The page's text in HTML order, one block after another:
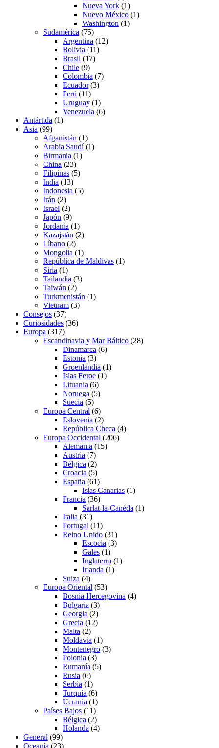
Nueva York (1)
Nuevo México (1)
Washington (1)
Sudamérica (75)
Argentina (12)
Bolivia (11)
Brasil (17)
Chile (9)
Colombia (7)
Ecuador(3)
Perú (11)
Uruguay (1)
Venezuela (6)
Antártida (1)
Asia (99)
Afganistán (1)
Arabia Saudí(1)
Birmania (1)
China (23)
Filipinas (5)
India (13)
Indonesia (5)
Irán (2)
Israel (2)
Japón (9)
Jordania (1)
Kazajstán (2)
Líbano (2)
Mongolia (1)
República de Maldivas (1)
Siria (1)
Tailandia (3)
Taiwán (2)
Turkmenistán (1)
Vietnam (3)
Consejos (37)
Curiosidades (36)
Europa (317)
Escandinavia y Mar Báltico (28)
Dinamarca (6)
Estonia (3)
Groenlandia (1)
Islas Feroe (1)
Lituania (6)
Noruega (5)
Suecia (5)
Europa Central (6)
Eslovenia (2)
República Checa (4)
Europa Occidental (206)
Alemania (15)
Austria (7)
Bélgica (2)
Croacia (5)
España (61)
Islas Canarias (1)
Francia (36)
Sarlat-la-Canéda (1)
Italia (31)
Portugal (11)
Reino Unido (31)
Escocia (3)
Gales (1)
Inglaterra (1)
Irlanda (1)
Suiza (4)
Europa Oriental (53)
Bosnia Hercegovina (4)
Bulgaria (3)
Georgia (2)
Grecia (12)
Malta (2)
Moldavia (1)
Montenegro (3)
Polonia (3)
Rumanía (5)
Rusia (6)
Serbia (1)
Turquía (6)
Ucrania (1)
Países Bajos (11)
Bélgica (2)
Holanda (4)
General (99)
Oceanía (23)